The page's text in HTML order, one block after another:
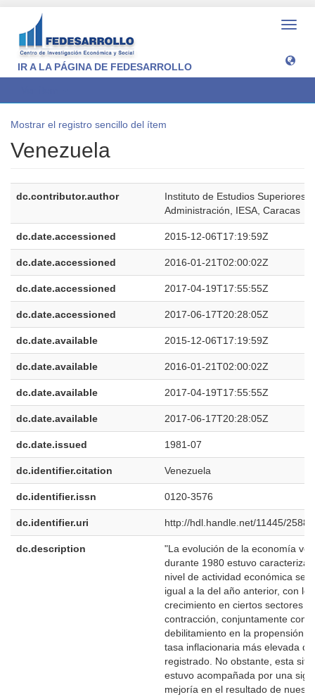
IR A LA PÁGINA DE FEDESARROLLO
Mostrar el registro sencillo del ítem
Venezuela
dc.contributor.author
Instituto de Estudios Superiores
Administración, IESA, Caracas
dc.date.accessioned 2015-12-06T17:19:59Z
dc.date.accessioned 2016-01-21T02:00:02Z
dc.date.accessioned 2017-04-19T17:55:55Z
dc.date.accessioned 2017-06-17T20:28:05Z
dc.date.available 2015-12-06T17:19:59Z
dc.date.available 2016-01-21T02:00:02Z
dc.date.available 2017-04-19T17:55:55Z
dc.date.available 2017-06-17T20:28:05Z
dc.date.issued 1981-07
dc.identifier.citation Venezuela
dc.identifier.issn 0120-3576
dc.identifier.uri http://hdl.handle.net/11445/2588
dc.description
"La evolución de la economía
durante 1980 estuvo
nivel de actividad económica
igual a la del año anterior, con
crecimiento en ciertos sectores y
contracción, conjuntamente con
debilitamiento en la propensión a
tasa inflacionaria más elevada
registrado. No obstante, esta
estuvo acompañada por una
mejoría en el resultado de